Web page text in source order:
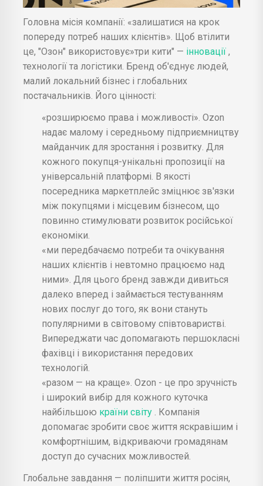
Головна місія компанії: «залишатися на крок
попереду потреб наших клієнтів». Щоб втілити
це, "Озон" використовує»три кити" — інновації ,
технології та логістики. Бренд об'єднує людей,
малий локальний бізнес і глобальних
постачальників. Його цінності:
«розширюємо права і можливості». Ozon
надає малому і середньому підприємництву
майданчик для зростання і розвитку. Для
кожного покупця-унікальні пропозиції на
універсальній платформі. В якості
посередника маркетплейс зміцнює зв'язки
між покупцями і місцевим бізнесом, що
повинно стимулювати розвиток російської
економіки.
«ми передбачаємо потреби та очікування
наших клієнтів і невтомно працюємо над
ними». Для цього бренд завжди дивиться
далеко вперед і займається тестуванням
нових послуг до того, як вони стануть
популярними в світовому співтоваристві.
Випереджати час допомагають першокласні
фахівці і використання передових
технологій.
«разом — на краще». Ozon - це про зручність
і широкий вибір для кожного куточка
найбільшою країни світу
. Компанія
допомагає зробити своє життя яскравішим і
комфортнішим, відкриваючи громадянам
доступ до сучасних можливостей.
Глобальне завдання — поліпшити життя росіян,